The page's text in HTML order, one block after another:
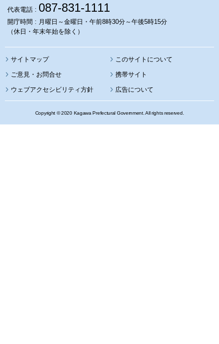
代表電話 : 087-831-1111
開庁時間 : 月曜日～金曜日・午前8時30分～午後5時15分
（休日・年末年始を除く）
サイトマップ このサイトについて
携帯サイト
ウェブアクセシビリティ方針 広告について
Copyright © 2020 Kagawa Prefectural Government. All rights reserved.